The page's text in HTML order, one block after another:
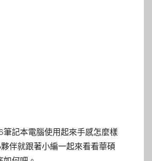
筆記本電腦使用起來手感怎麼樣
伴就跟著小編一起來看看華碩